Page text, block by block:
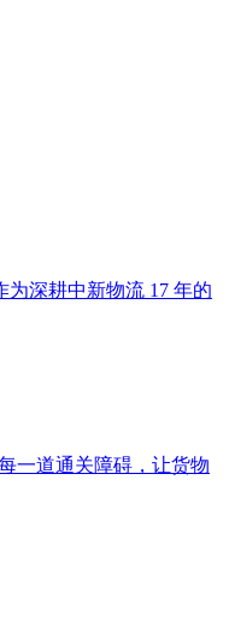
深耕中新物流 17 年的
一道通关障碍，让货物